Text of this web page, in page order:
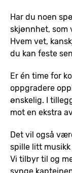
Har du noen
skjønnhet, som
Hvem vet,
du kan feste
Er én time for
oppgradere
ønskelig. I
mot en ekstra
Det vil også
spille litt
Vi tilbyr til og